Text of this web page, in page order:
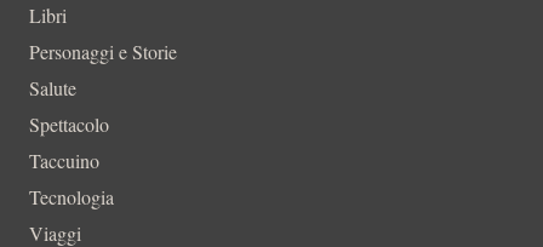
Libri
Personaggi e Storie
Salute
Spettacolo
Taccuino
Tecnologia
Viaggi